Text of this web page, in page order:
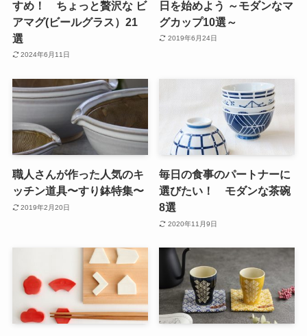
すめ！ ちょっと贅沢な ビ
アマグ(ビールグラス）21
選
2024年6月11日
日を始めよう ～モダンなマ
グカップ10選～
2019年6月24日
職人さんが作った人気のキ
ッチン道具〜すり鉢特集〜
2019年2月20日
毎日の食事のパートナーに
選びたい！ モダンな茶碗
8選
2020年11月9日